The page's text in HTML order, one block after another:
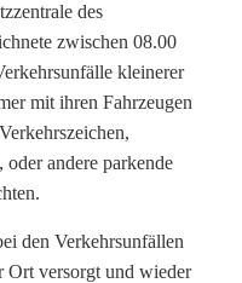
des
zwischen 08.00
kleinerer
mit ihren Fahrzeugen
andere parkende
den Verkehrsunfällen
Ort versorgt und wieder